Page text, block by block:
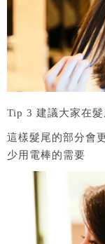
Tip 3 建議大家在
這樣髮尾的部分會
少用電棒的需要